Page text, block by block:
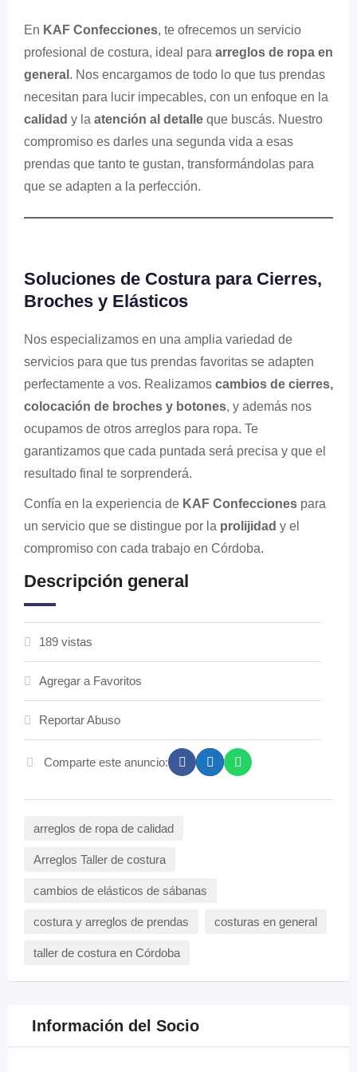
En KAF Confecciones, te ofrecemos un servicio
profesional de costura, ideal para arreglos de ropa en
general . Nos encargamos de todo lo que tus prendas
necesitan para lucir impecables, con un enfoque en la
calidad y la atención al detalle que buscás. Nuestro
compromiso es darles una segunda vida a esas
prendas que tanto te gustan, transformándolas para
que se adapten a la perfección.
Soluciones de Costura para Cierres,
Broches y Elásticos
Nos especializamos en una amplia variedad de
servicios para que tus prendas favoritas se adapten
perfectamente a vos. Realizamos cambios de cierres,
colocación de broches y botones, y además nos
ocupamos de otros arreglos para ropa. Te
garantizamos que cada puntada será precisa y que el
resultado final te sorprenderá.
Confía en la experiencia de KAF Confecciones para
un servicio que se distingue por la prolijidad y el
compromiso con cada trabajo en Córdoba.
Descripción general
189 vistas
Agregar a Favoritos
Reportar Abuso
Comparte este anuncio:
arreglos de ropa de calidad
Arreglos Taller de costura
cambios de elásticos de sábanas
costura y arreglos de prendas costuras en general
taller de costura en Córdoba
Información del Socio